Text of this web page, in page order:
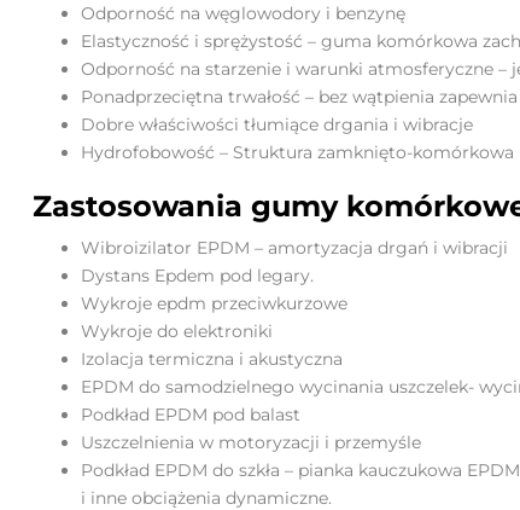
Odporność na węglowodory i benzynę
Elastyczność i sprężystość – guma komórkowa
Odporność na starzenie i warunki atmosferyczne
Ponadprzeciętna trwałość – bez wątpienia
Dobre właściwości tłumiące drgania i wibracje
Hydrofobowość – Struktura zamknięto-komórkowa
Zastosowania gumy
Wibroizilator EPDM – amortyzacja drgań i wibracji
Dystans Epdem pod legary.
Wykroje epdm przeciwkurzowe
Wykroje do elektroniki
Izolacja termiczna i akustyczna
EPDM do samodzielnego wycinania uszczelek-
Podkład EPDM pod balast
Uszczelnienia w motoryzacji i przemyśle
Podkład EPDM do szkła – pianka kauczukowa
i inne obciążenia dynamiczne.